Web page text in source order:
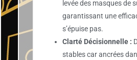
levée des masques de
garantissant une
s’épuise pas.
Clarté Décisionnelle :
stables car ancrées